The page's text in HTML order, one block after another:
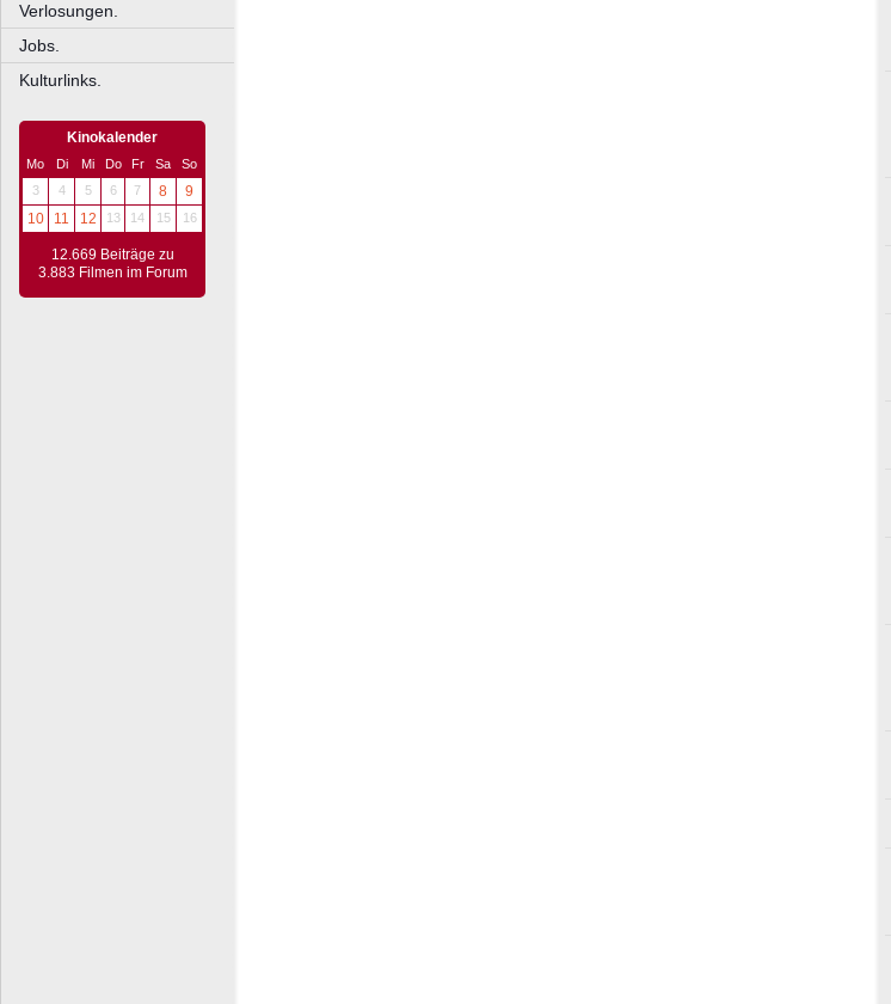
Verlosungen.
Jobs.
Kulturlinks.
Kinokalender
Mo Di Mi Do Fr Sa
So
3
4 5 6 7 8
9
10
11 12 13 14 15 16
12.669 Beiträge zu
3.883 Filmen im Forum